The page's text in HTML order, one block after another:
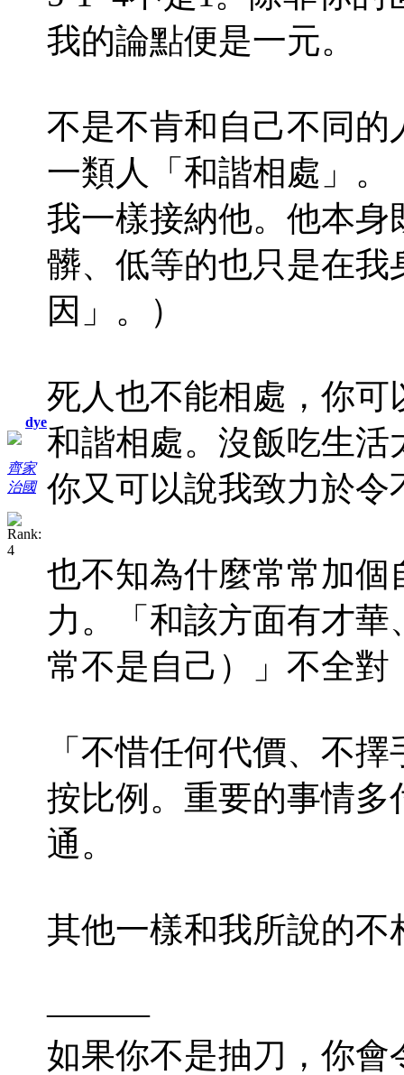
dye
齊家
治國
我的論點便是一元。
不是不肯和自己不同
一類人「和諧相處」
我一樣接納他。他本
髒、低等的也只是在
因」。）
死人也不能相處，你
和諧相處。沒飯吃生
你又可以說我致力於令
也不知為什麼常常加
力。「和該方面有才
常不是自己）」不全對
「不惜任何代價、不
按比例。重要的事情
通。
其他一樣和我所說的不
———
如果你不是抽刀，你